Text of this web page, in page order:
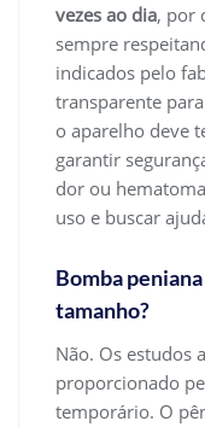
vezes ao dia, por
sempre
indicados pelo
transparente
o aparelho deve
garantir
dor ou
uso e buscar
Bomba
tamanho?
Não. Os estudos
proporcionado
temporário. O